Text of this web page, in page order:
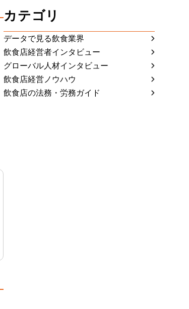
カテゴリ
データで見る飲食業界
飲食店経営者インタビュー
グローバル人材インタビュー
飲食店経営ノウハウ
飲食店の法務・労務ガイド